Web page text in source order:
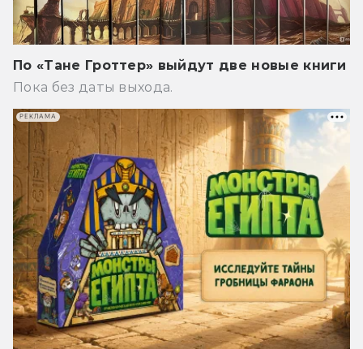
По «Тане Гроттер» выйдут две новые книги
Пока без даты выхода.
РЕКЛАМА